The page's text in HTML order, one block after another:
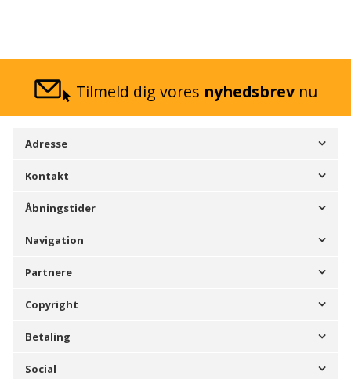
Tilmeld dig vores nyhedsbrev nu
Adresse
Kontakt
Åbningstider
Navigation
Partnere
Copyright
Betaling
Social